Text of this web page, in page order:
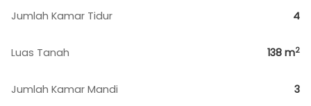
Jumlah Kamar Tidur 4
Luas Tanah 138 m2
Jumlah Kamar Mandi 3